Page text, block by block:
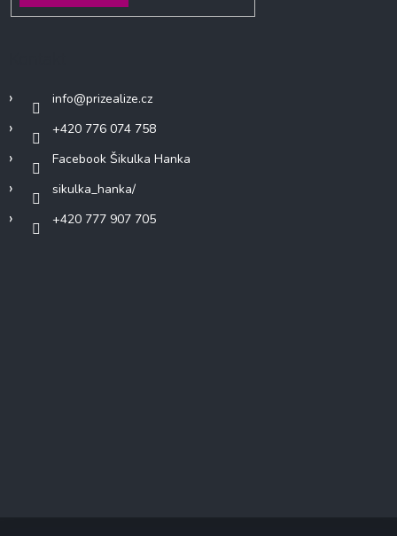
info@prizealize.cz
+420 776 074 758
Facebook Šikulka Hanka
sikulka_hanka/
+420 777 907 705